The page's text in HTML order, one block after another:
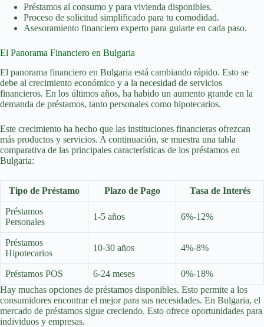
Préstamos al consumo y para vivienda disponibles.
Proceso de solicitud simplificado para tu comodidad.
Asesoramiento financiero experto para guiarte en cada paso.
El Panorama Financiero en Bulgaria
El panorama financiero en Bulgaria está cambiando rápido. Esto se
debe al crecimiento económico y a la necesidad de servicios
financieros. En los últimos años, ha habido un aumento grande en la
demanda de préstamos, tanto personales como hipotecarios.
Este crecimiento ha hecho que las instituciones financieras ofrezcan
más productos y servicios. A continuación, se muestra una tabla
comparativa de las principales características de los préstamos en
Bulgaria:
Tipo de Préstamo Plazo de Pago Tasa de Interés
Préstamos
Personales
1-5 años 6%-12%
Préstamos
Hipotecarios
10-30 años 4%-8%
Préstamos POS 6-24 meses
0%-18%
Hay muchas opciones de préstamos disponibles. Esto permite a los
consumidores encontrar el mejor para sus necesidades. En Bulgaria, el
mercado de préstamos sigue creciendo. Esto ofrece oportunidades para
individuos y empresas.